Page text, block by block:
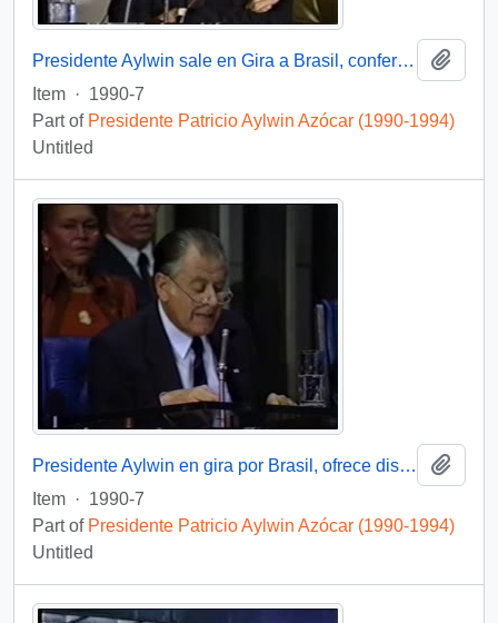
Presidente Aylwin sale en Gira a Brasil, conferencia de prensa : video
Item · 1990-7
Part of Presidente Patricio Aylwin Azócar (1990-1994)
Untitled
Presidente Aylwin en gira por Brasil, ofrece discurso : video
Item · 1990-7
Part of Presidente Patricio Aylwin Azócar (1990-1994)
Untitled